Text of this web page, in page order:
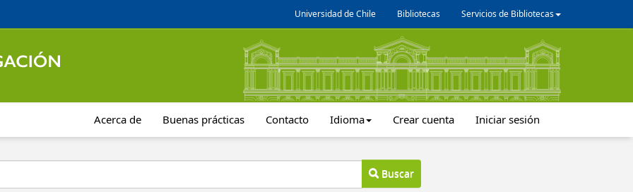
Universidad de Chile Bibliotecas Servicios de Bibliotecas
Acerca de Buenas prácticas Contacto Idioma Crear cuenta Iniciar sesión
Buscar